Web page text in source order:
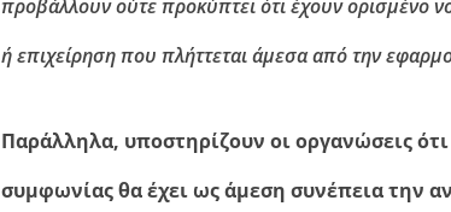
προβάλλουν ούτε προκύπτει ότι έχουν ορισμένο
ή επιχείρηση που πλήττεται άμεσα από την
Παράλληλα, υποστηρίζουν οι οργανώσεις
συμφωνίας θα έχει ως άμεση συνέπεια την